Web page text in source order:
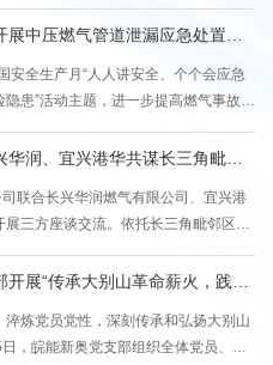
多部门严格审核，清洁能源公司龙塘综
均满足换证标准，...
列的实物、影像与图文资料，驻足学
精神风骨，对共产党人坚守初心、勇
切深刻的理解。此次学习活动既是面向
炼课堂，也是对发展对象、入党积极分
。...
安全生产月“人人讲安全、个个会应急
患”活动主题，进一步提高燃气事故风
宿州公司组织开展中压燃气管道泄漏
三方违规施工破坏中压燃气管道，致
现场燃气浓度迅速上升，随时可能发生
域安全。在接到险情报告后，公司立即
，...
联合长兴华润燃气有限公司、宜兴港
三方座谈交流。依托长三角毗邻区域
路径，助力长三角能源领域协同提
体运营情况，分享了中长期气源签约、
域管道互通等方面的实操经验。针对
淬炼党员党性，深刻传承和弘扬大别山
，皖能新奥党支部组织全体党员、入